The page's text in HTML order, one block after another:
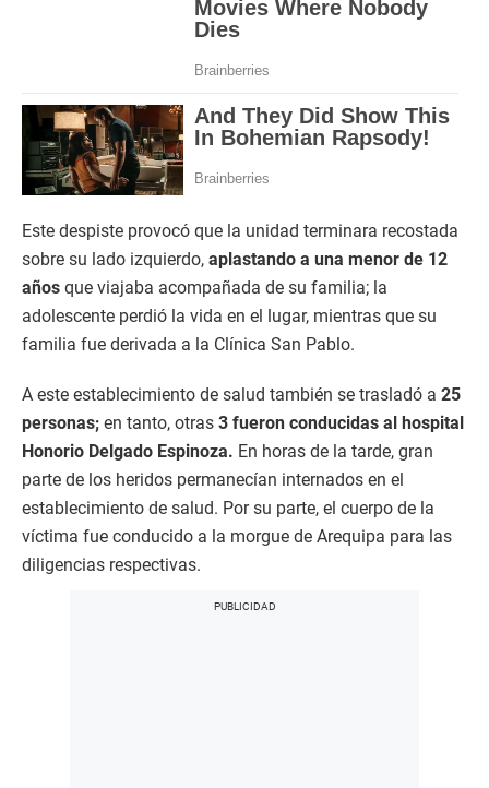
Este despiste provocó que la unidad terminara recostada
sobre su lado izquierdo, aplastando a una menor de 12
años que viajaba acompañada de su familia; la
adolescente perdió la vida en el lugar, mientras que su
familia fue derivada a la Clínica San Pablo.
A este establecimiento de salud también se trasladó a 25
personas; en tanto, otras 3 fueron conducidas al hospital
Honorio Delgado Espinoza. En horas de la tarde, gran
parte de los heridos permanecían internados en el
establecimiento de salud. Por su parte, el cuerpo de la
víctima fue conducido a la morgue de Arequipa para las
diligencias respectivas.